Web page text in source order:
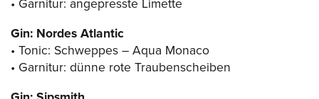
• Garnitur: angepresste Limette
Gin: Nordes Atlantic
• Tonic: Schweppes – Aqua Monaco
• Garnitur: dünne rote Traubenscheiben